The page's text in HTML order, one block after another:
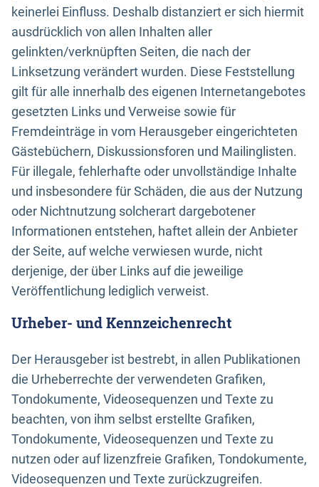
keinerlei Einfluss. Deshalb distanziert er sich hiermit
ausdrücklich von allen Inhalten aller
gelinkten/verknüpften Seiten, die nach der
Linksetzung verändert wurden. Diese Feststellung
gilt für alle innerhalb des eigenen Internetangebotes
gesetzten Links und Verweise sowie für
Fremdeinträge in vom Herausgeber eingerichteten
Gästebüchern, Diskussionsforen und Mailinglisten.
Für illegale, fehlerhafte oder unvollständige Inhalte
und insbesondere für Schäden, die aus der Nutzung
oder Nichtnutzung solcherart dargebotener
Informationen entstehen, haftet allein der Anbieter
der Seite, auf welche verwiesen wurde, nicht
derjenige, der über Links auf die jeweilige
Veröffentlichung lediglich verweist.
Urheber- und Kennzeichenrecht
Der Herausgeber ist bestrebt, in allen Publikationen
die Urheberrechte der verwendeten Grafiken,
Tondokumente, Videosequenzen und Texte zu
beachten, von ihm selbst erstellte Grafiken,
Tondokumente, Videosequenzen und Texte zu
nutzen oder auf lizenzfreie Grafiken, Tondokumente,
Videosequenzen und Texte zurückzugreifen.